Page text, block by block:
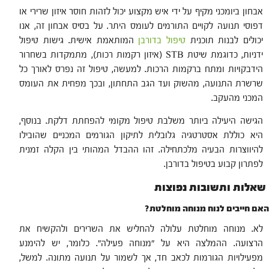
אבחון ביומכני מקיף על ידי איש מקצוע יכול לזהות חוסר איזון שרירי או
דפוסי תנועה לקויים התורמים לעומס היתר. על בסיס אבחון זה, אנו
יכולים לבנות תוכניתטיפול בדורבן המותאמת אישית. גישות טיפול
ידניות, כדוגמת שיטת STB (איזון רקמות רכות), מתמקדות בשחרור
הידבקויות ומתח ברקמות הרכות. למעשה, טיפול זה נפרס לאורך כל
שרשרת התנועה, מהשוק ועד הגב התחתון, ובכך מפחית את העומס
המכני מהעקב.
הגישה היעילה ביותר משלבת טיפול מקומי להפחתת דלקת. בנוסף,
היא כוללת אסטרטגיה גלובלית לתיקון הגורמים המכניים שהובילו
להיווצרות הבעיה מלכתחילה. זהו ההבדל המהותי בין הקלה זמנית
לפתרון קבוע בטיפול בדורבן.
שאלות ותשובות נפוצות
האם חייבים לנוח מנוחה מוחלטת?
לא. מנוחה מוחלטת עלולה להחליש את השרירים ולהקשיח את
הרצועה. ההמלצה היא על "מנוחה פעילה". כלומר, יש להימנע
מפעילויות הגורמות לכאב חד, אך לשמור על תנועה מתונה. למשל,